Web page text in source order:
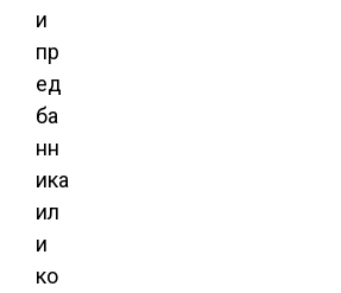
и
пр
ед
ба
нн
ика
ил
и
ко